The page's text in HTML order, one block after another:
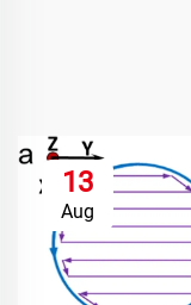
13
Aug